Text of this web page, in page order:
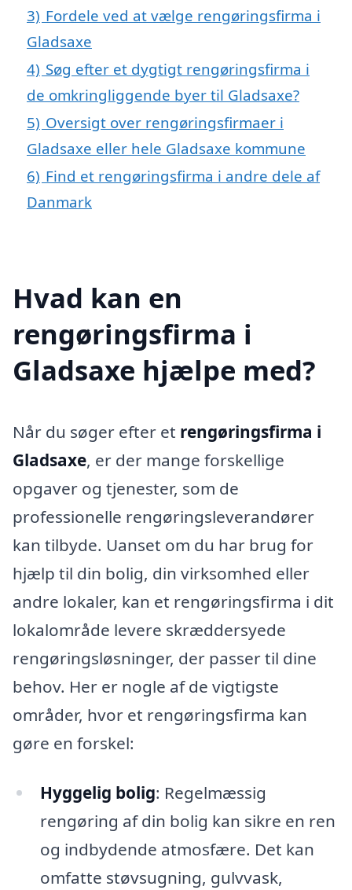
3) Fordele ved at vælge rengøringsfirma i
Gladsaxe
4) Søg efter et dygtigt rengøringsfirma i
de omkringliggende byer til Gladsaxe?
5) Oversigt over rengøringsfirmaer i
Gladsaxe eller hele Gladsaxe kommune
6) Find et rengøringsfirma i andre dele af
Danmark
Hvad kan en
rengøringsfirma i
Gladsaxe hjælpe med?
Når du søger efter et rengøringsfirma i
Gladsaxe, er der mange forskellige
opgaver og tjenester, som de
professionelle rengøringsleverandører
kan tilbyde. Uanset om du har brug for
hjælp til din bolig, din virksomhed eller
andre lokaler, kan et rengøringsfirma i dit
lokalområde levere skræddersyede
rengøringsløsninger, der passer til dine
behov. Her er nogle af de vigtigste
områder, hvor et rengøringsfirma kan
gøre en forskel:
Hyggelig bolig: Regelmæssig
rengøring af din bolig kan sikre en ren
og indbydende atmosfære. Det kan
omfatte støvsugning, gulvvask,